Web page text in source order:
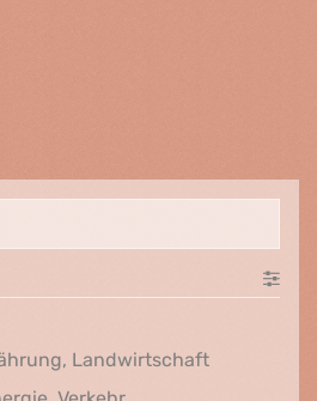
Landwirtschaft
Klima, Umwelt,